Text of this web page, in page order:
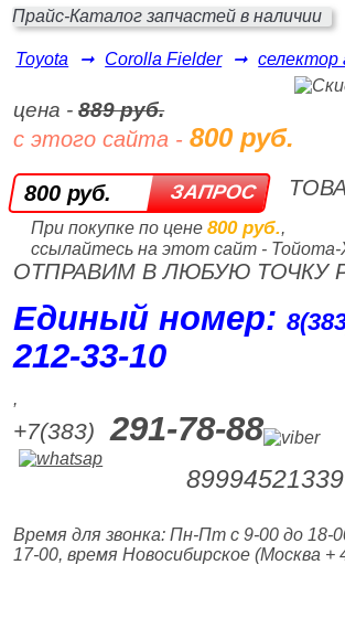
Прайс-Каталог запчастей в наличии
Toyota ➞ Corolla Fielder ➞ селектор
цена -889 руб.
с этого сайта -800 руб.
800 руб.
При покупке по цене 800 руб.,
ссылайтесь на этот сайт - Тойота-
ОТПРАВИМ В ЛЮБУЮ ТОЧКУ
Единый номер:
212‑33‑10
,
+7(383) 291-78-88
89994521339
Время для звонка: Пн-Пт с 9-00 до 18-
17-00, время Новосибирское (Москва +